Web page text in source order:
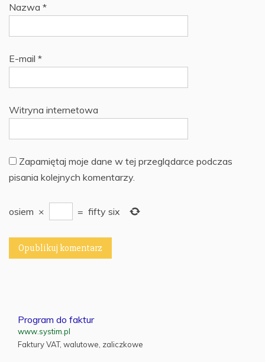
Nazwa *
E-mail *
Witryna internetowa
Zapamiętaj moje dane w tej przeglądarce podczas
pisania kolejnych komentarzy.
osiem × = fifty six
Program do faktur
www.systim.pl
Faktury VAT, walutowe, zaliczkowe